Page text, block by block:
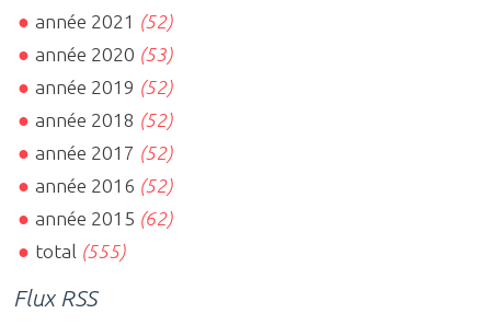
année 2021 (52)
année 2020 (53)
année 2019 (52)
année 2018 (52)
année 2017 (52)
année 2016 (52)
année 2015 (62)
total (555)
Flux RSS